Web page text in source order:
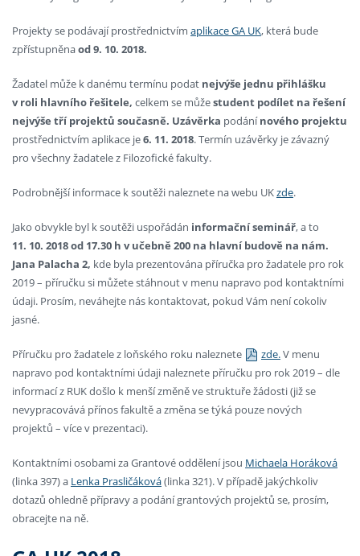
Projekty se podávají prostřednictvím aplikace GA UK, která bude
zpřístupněnaod 9. 10. 2018.
Žadatel může k danému termínu podat nejvýše jednu přihlášku
v roli hlavního řešitele, celkem se můžestudent podílet na řešení
nejvýše tří projektů současně. Uzávěrka podánínového projektu
prostřednictvím aplikace je6. 11. 2018. Termín uzávěrky je závazný
pro všechny žadatele z Filozofické fakulty.
Podrobnější informace k soutěži naleznete na webu UKzde.
Jako obvykle byl k soutěži uspořádán informační seminář, a to
11. 10. 2018 od 17.30 h v učebně 200 na hlavní budově na nám.
Jana Palacha 2, kde byla prezentována příručka pro žadatele pro rok
2019 – příručku si můžete stáhnout v menu napravo pod kontaktními
údaji. Prosím, neváhejte nás kontaktovat, pokud Vám není cokoliv
jasné.
Příručku pro žadatele z loňského roku naleznete zde.V menu
napravo pod kontaktními údaji naleznete příručku pro rok 2019 – dle
informací z RUK došlo k menší změně ve struktuře žádosti (již se
nevypracovává přínos fakultě a změna se týká pouze nových
projektů – více v prezentaci).
Kontaktními osobami za Grantové oddělení jsou Michaela Horáková
(linka 397) a Lenka Prasličáková(linka 321). V případě jakýchkoliv
dotazů ohledně přípravy a podání grantových projektů se, prosím,
obracejte na ně.